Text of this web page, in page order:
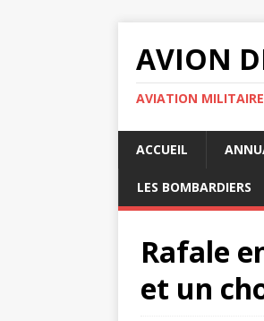
AVION
AVIATION
ACCUEIL
LES BOMBARDIERS
Rafale
et un